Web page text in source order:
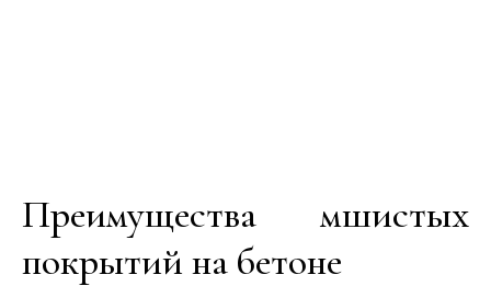
Преимущества мшистых
покрытий на бетоне